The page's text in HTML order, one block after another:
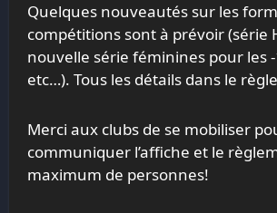
Quelques nouveautés sur les
compétitions sont à prévoir (série
nouvelle série féminines pour les
etc…). Tous les détails dans le
Merci aux clubs de se mobiliser
communiquer l’affiche et le
maximum de personnes!